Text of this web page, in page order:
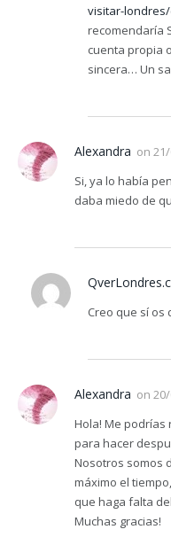
visitar-
recomendaría
cuenta propia
sincera… Un
Alexandra on
Si, ya lo había
daba miedo de
Creo que sí os
Alexandra on
Hola! Me
para hacer
Nosotros somos
máximo el
que haga falta
Muchas gracias!